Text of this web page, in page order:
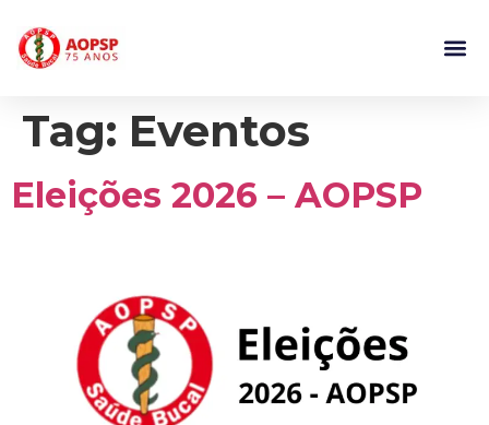
Tag: Eventos
Eleições 2026 – AOPSP